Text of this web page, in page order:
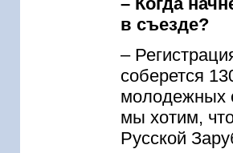
в съезде?
–
соберется
молодежных
мы хотим,
Русской